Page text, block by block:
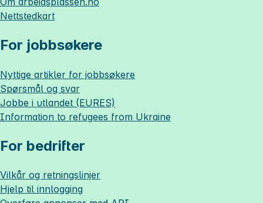
Nettstedkart
For jobbsøkere
Nyttige artikler for jobbsøkere
Spørsmål og svar
Jobbe i utlandet (EURES)
Information to refugees from Ukraine
For bedrifter
Vilkår og retningslinjer
Hjelp til innlogging